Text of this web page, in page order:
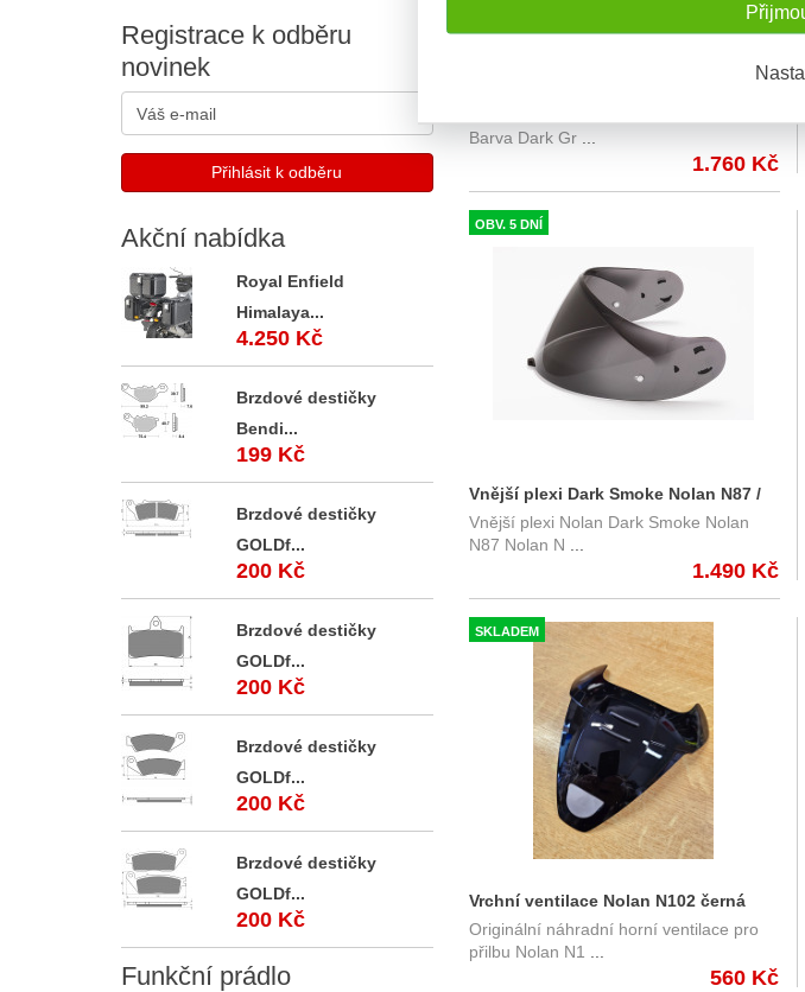
5/N90-3
Barva Dark Gr...
1.760 Kč
OBV. 5 DNÍ
Vnější plexi Dark Smoke Nolan N87 /
N60-6 / N80-8
Vnější plexi Nolan Dark Smoke Nolan
N87 Nolan N ...
1.490 Kč
SKLADEM
Vrchní ventilace Nolan N102 černá
lesklá
Originální náhradní horní ventilace pro
přilbu Nolan N1 ...
560 Kč
Registrace k odběru
novinek
Akční nabídka
Royal Enfield
Himalaya...
4.250 Kč
Brzdové destičky
Bendi...
199 Kč
Brzdové destičky
GOLDf...
200 Kč
Brzdové destičky
GOLDf...
200 Kč
Brzdové destičky
GOLDf...
200 Kč
Brzdové destičky
GOLDf...
200 Kč
Funkční prádlo